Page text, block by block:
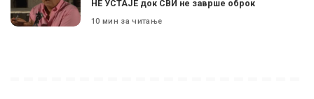
НЕ УСТАЈЕ док СВИ не заврше оброк
10 мин за читање